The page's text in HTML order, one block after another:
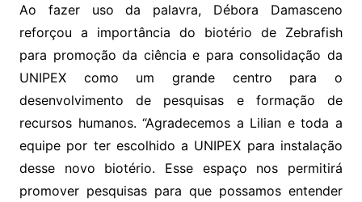
Ao fazer uso da palavra, Débora Damasceno
reforçou a importância do biotério de Zebrafish
para promoção da ciência e para consolidação da
UNIPEX como um grande centro para o
desenvolvimento de pesquisas e formação de
recursos humanos. “Agradecemos a Lilian e toda a
equipe por ter escolhido a UNIPEX para instalação
desse novo biotério. Esse espaço nos permitirá
promover pesquisas para que possamos entender